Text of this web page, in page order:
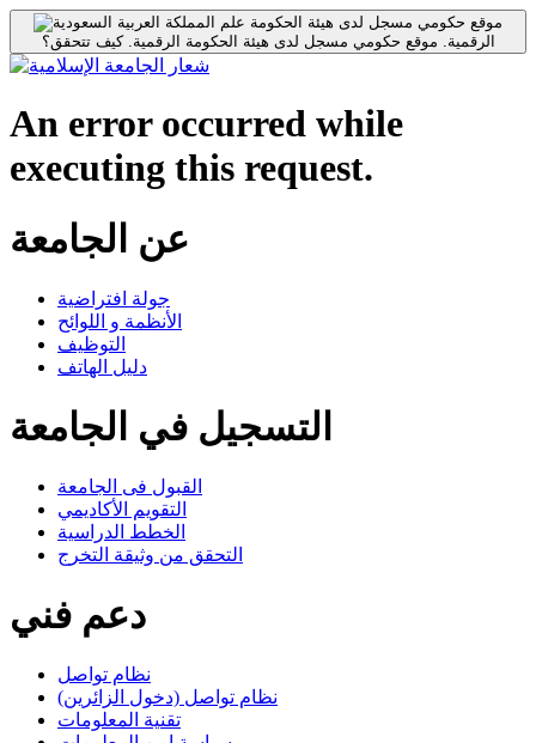
موقع حكومي مسجل لدى هيئة الحكومة
الرقمية. موقع حكومي مسجل لدى هيئة الحكومة الرقمية.كيف تتحقق؟
An error occurred while
executing this request.
عن الجامعة
جولة افتراضية
الأنظمة و اللوائح
التوظيف
دليل الهاتف
التسجيل في الجامعة
القبول فى الجامعة
التقويم الأكاديمي
الخطط الدراسية
التحقق من وثيقة التخرج
دعم فني
نظام تواصل
نظام تواصل (دخول الزائرين)
تقنية المعلومات